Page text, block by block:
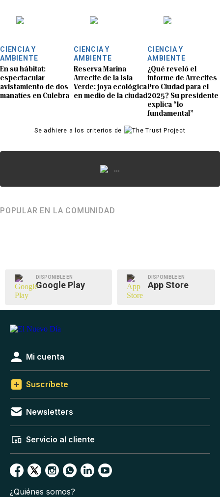
CIENCIA Y
AMBIENTE
En su hábitat:
espectacular
avistamiento de dos
manatíes en Culebra
CIENCIA Y
AMBIENTE
Reserva Marina
Arrecife de la Isla
Verde: joya ecológica
en medio de la ciudad
CIENCIA Y
AMBIENTE
¿Qué reveló el
informe de Arrecifes
Pro Ciudad para el
2025? Su presidente
explica “lo
fundamental”
Se adhiere a los criterios de
...
POPULAR EN LA COMUNIDAD
DISPONIBLE EN
Google Play
DISPONIBLE EN
App Store
Mi cuenta
Suscríbete
Newsletters
Servicio al cliente
¿Quiénes somos?